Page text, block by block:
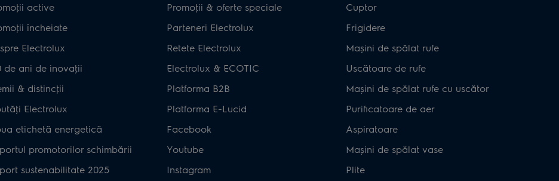
active
încheiate
Electrolux
de ani de inovaţii
& distincţii
Electrolux
etichetă energetică
promotorilor schimbării
sustenabilitate 2025
Promoţii & oferte speciale
Parteneri Electrolux
Retete Electrolux
Electrolux & ECOTIC
Platforma B2B
Platforma E-Lucid
Facebook
Youtube
Instagram
Cuptor
Frigidere
Mașini de spălat rufe
Uscătoare de rufe
Mașini de spălat rufe cu uscător
Purificatoare de aer
Aspiratoare
Mașini de spălat vase
Plite